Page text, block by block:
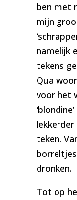
ben met
mijn
namelijk
tekens
Qua
voor het
teken.
dronken.
Tot op